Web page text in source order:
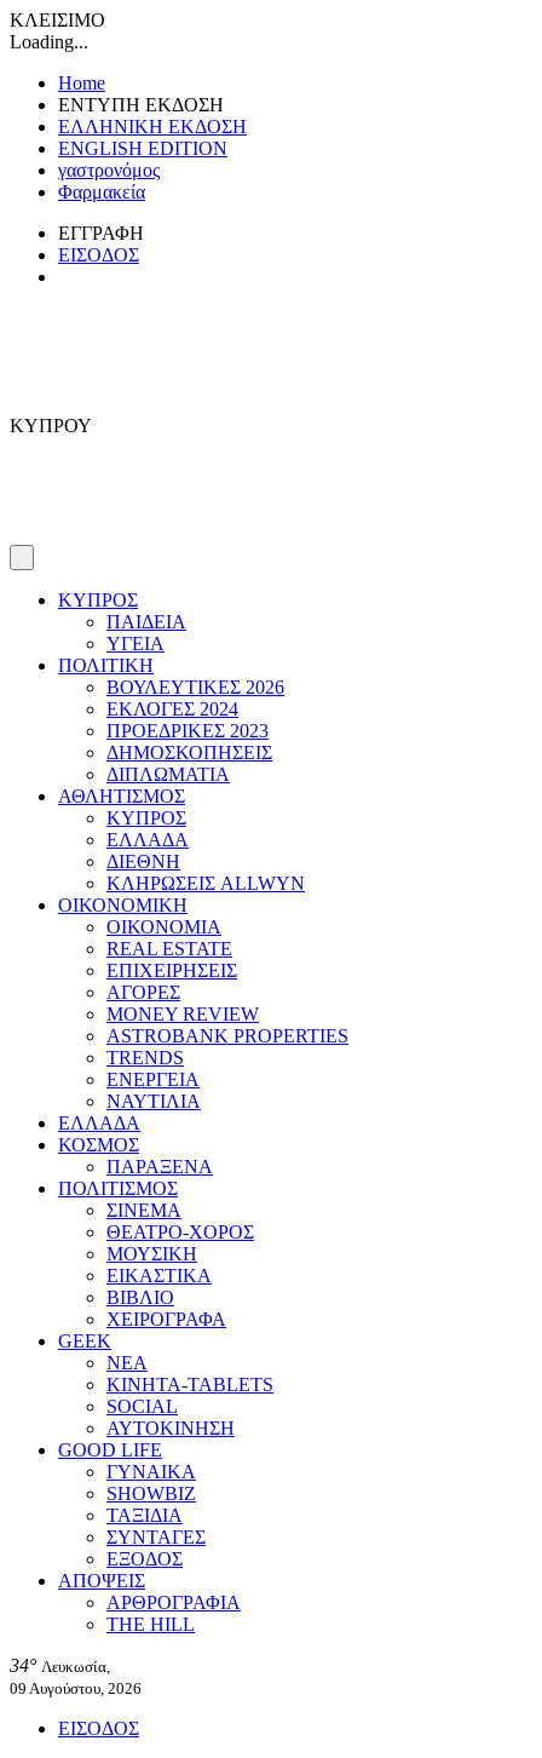
ΚΛΕΙΣΙΜΟ
Loading...
Home
ΕΝΤΥΠΗ ΕΚΔΟΣΗ
ΕΛΛΗΝΙΚΗ ΕΚΔΟΣΗ
ENGLISH EDITION
γαστρονόμος
Φαρμακεία
ΕΓΓΡΑΦΗ
ΕΙΣΟΔΟΣ
ΚΥΠΡΟΥ
ΚΥΠΡΟΣ
ΠΑΙΔΕΙΑ
ΥΓΕΙΑ
ΠΟΛΙΤΙΚΗ
ΒΟΥΛΕΥΤΙΚΕΣ 2026
ΕΚΛΟΓΕΣ 2024
ΠΡΟΕΔΡΙΚΕΣ 2023
ΔΗΜΟΣΚΟΠΗΣΕΙΣ
ΔΙΠΛΩΜΑΤΙΑ
ΑΘΛΗΤΙΣΜΟΣ
ΚΥΠΡΟΣ
ΕΛΛΑΔΑ
ΔΙΕΘΝΗ
ΚΛΗΡΩΣΕΙΣ ALLWYN
ΟΙΚΟΝΟΜΙΚΗ
ΟΙΚΟΝΟΜΙΑ
REAL ESTATE
ΕΠΙΧΕΙΡΗΣΕΙΣ
ΑΓΟΡΕΣ
MONEY REVIEW
ASTROBANK PROPERTIES
TRENDS
ΕΝΕΡΓΕΙΑ
ΝΑΥΤΙΛΙΑ
ΕΛΛΑΔΑ
ΚΟΣΜΟΣ
ΠΑΡΑΞΕΝΑ
ΠΟΛΙΤΙΣΜΟΣ
ΣΙΝΕΜΑ
ΘΕΑΤΡΟ-ΧΟΡΟΣ
ΜΟΥΣΙΚΗ
ΕΙΚΑΣΤΙΚΑ
ΒΙΒΛΙΟ
ΧΕΙΡΟΓΡΑΦΑ
GEEK
ΝΕΑ
ΚΙΝΗΤΑ-TABLETS
SOCIAL
ΑΥΤΟΚΙΝΗΣΗ
GOOD LIFE
ΓΥΝΑΙΚΑ
SHOWBIZ
ΤΑΞΙΔΙΑ
ΣΥΝΤΑΓΕΣ
ΕΞΟΔΟΣ
ΑΠΟΨΕΙΣ
ΑΡΘΡΟΓΡΑΦΙΑ
THE HILL
34° Λευκωσία,
09 Αυγούστου, 2026
ΕΙΣΟΔΟΣ